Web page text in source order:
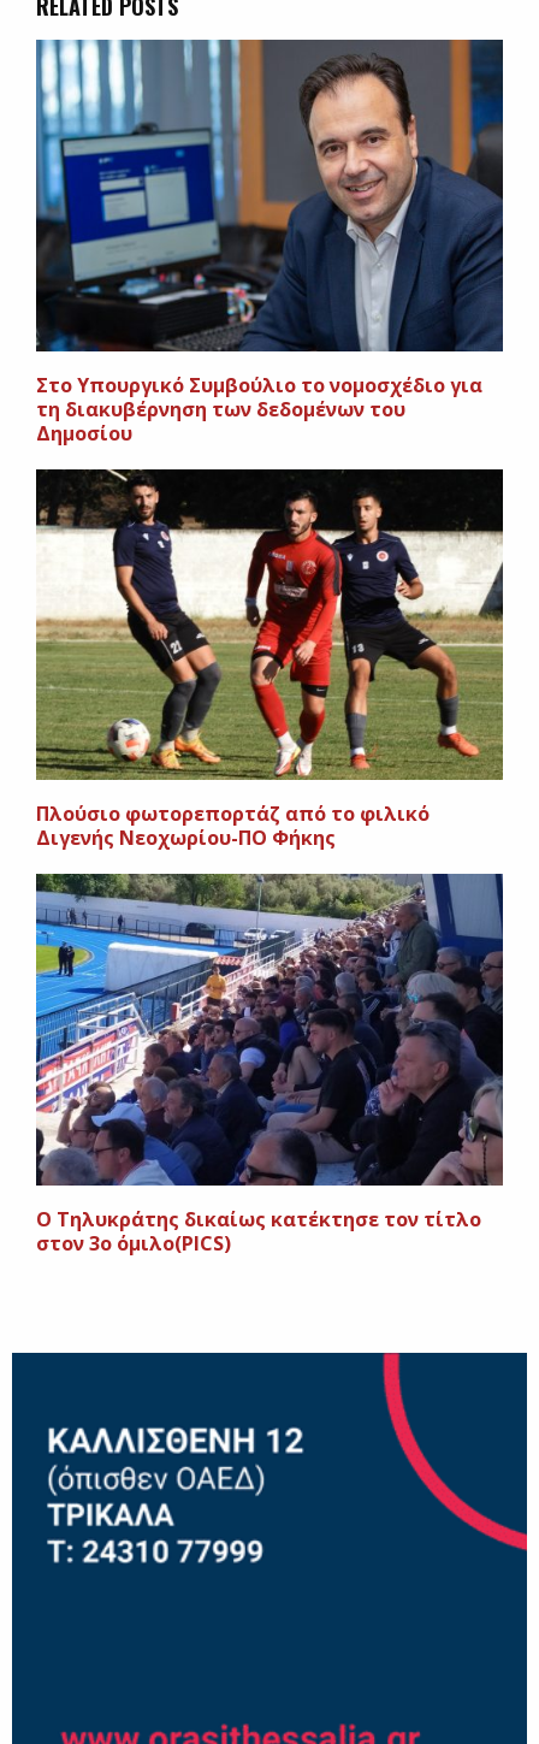
Στο Υπουργικό Συμβούλιο το νομοσχέδιο για
τη διακυβέρνηση των δεδομένων του
Δημοσίου
Πλούσιο φωτορεπορτάζ από το φιλικό
Διγενής Νεοχωρίου-ΠΟ Φήκης
Ο Τηλυκράτης δικαίως κατέκτησε τον τίτλο
στον 3ο όμιλο(PICS)